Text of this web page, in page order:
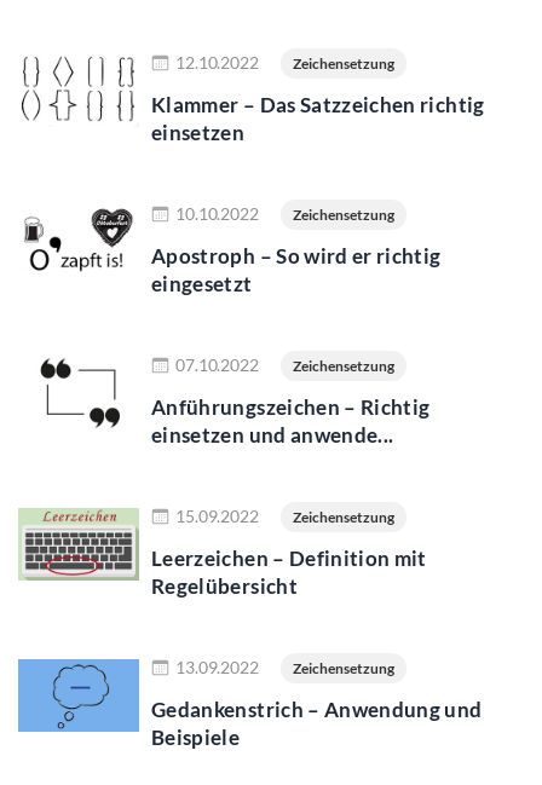
12.10.2022 Zeichensetzung
Klammer – Das Satzzeichen richtig
einsetzen
10.10.2022 Zeichensetzung
Apostroph – So wird er richtig
eingesetzt
07.10.2022 Zeichensetzung
Anführungszeichen – Richtig
einsetzen und anwende...
15.09.2022 Zeichensetzung
Leerzeichen – Definition mit
Regelübersicht
13.09.2022 Zeichensetzung
Gedankenstrich – Anwendung und
Beispiele